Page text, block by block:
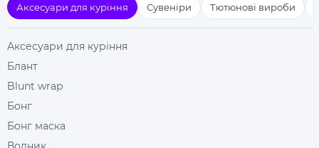
Аксесуари для куріння Сувеніри Тютюнові вироби
Аксесуари для куріння
Блант
Blunt wrap
Бонг
Бонг маска